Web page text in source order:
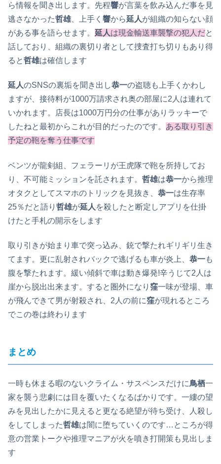
ら情報を聞き出します。先程響が言葉を飲み込んだ事を見
逃さなかった哲雄、上手く 響から延人が組織の知らない顔
がある事を語らせます。 延人は現金輸送車襲撃の犯人だと
話しており、組織の裏切り者として捜査打ち切りもあり得
ると哲雄は確信します
延人のSNSの裏垢を聞き出し恭一の盗聴も上手くかわし
ますが、接待料が1000万請求され奥の部屋に2人は連れて
いかれます。店長は1000万円分の仕事がありラッキーで
したねと最初からこれが目的だったのです。 ある取り引き
予定の鞄を奪う仕事です
ベンツが龍剣組、フェラーリが王虎隊で鞄を所持してお
り、不可能ミッションを託されます。 哲雄は恭一から推理
オタクとしてスマホのトリックを見抜き、 恭一は生存率
25％だと語り 哲雄が延人 を殺したと断定しアプリを仕掛
けたと手札の開示をします
取り引きが始まり車で突っ込み、銃で撃たれギリギリ生き
てます。更に乱射されバックで逃げるも車が炎上、 恭一も
腹を撃たれます。緩い傾斜で車は動き爆発!辛うじて2人は
崖から脱出出来ます。すると圏外になり 窪一味が登場、車
が飛んできて男が射殺され、2人の前に窪が現れるところ
でこの巻は終わります
まとめ
一時も休まる暇のないクライム・サスペンスだけに鳥栖一
家を襲う悲劇には目を覆いたくなるばかりです。一縷の望
みを見出したかに見えると更なる絶望が待ち受け、人殺し
をしてしまった哲雄は闇に堕ちていくのです…ところが得
意の営業トークや推理マニアが火を噴き打開策も見出しま
す